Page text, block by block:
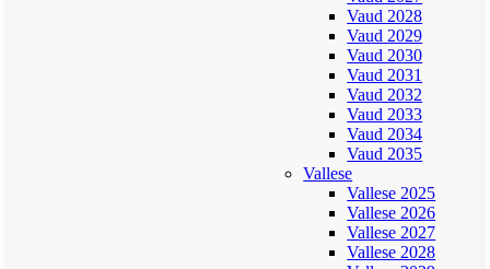
Vaud 2028
Vaud 2029
Vaud 2030
Vaud 2031
Vaud 2032
Vaud 2033
Vaud 2034
Vaud 2035
Vallese
Vallese 2025
Vallese 2026
Vallese 2027
Vallese 2028